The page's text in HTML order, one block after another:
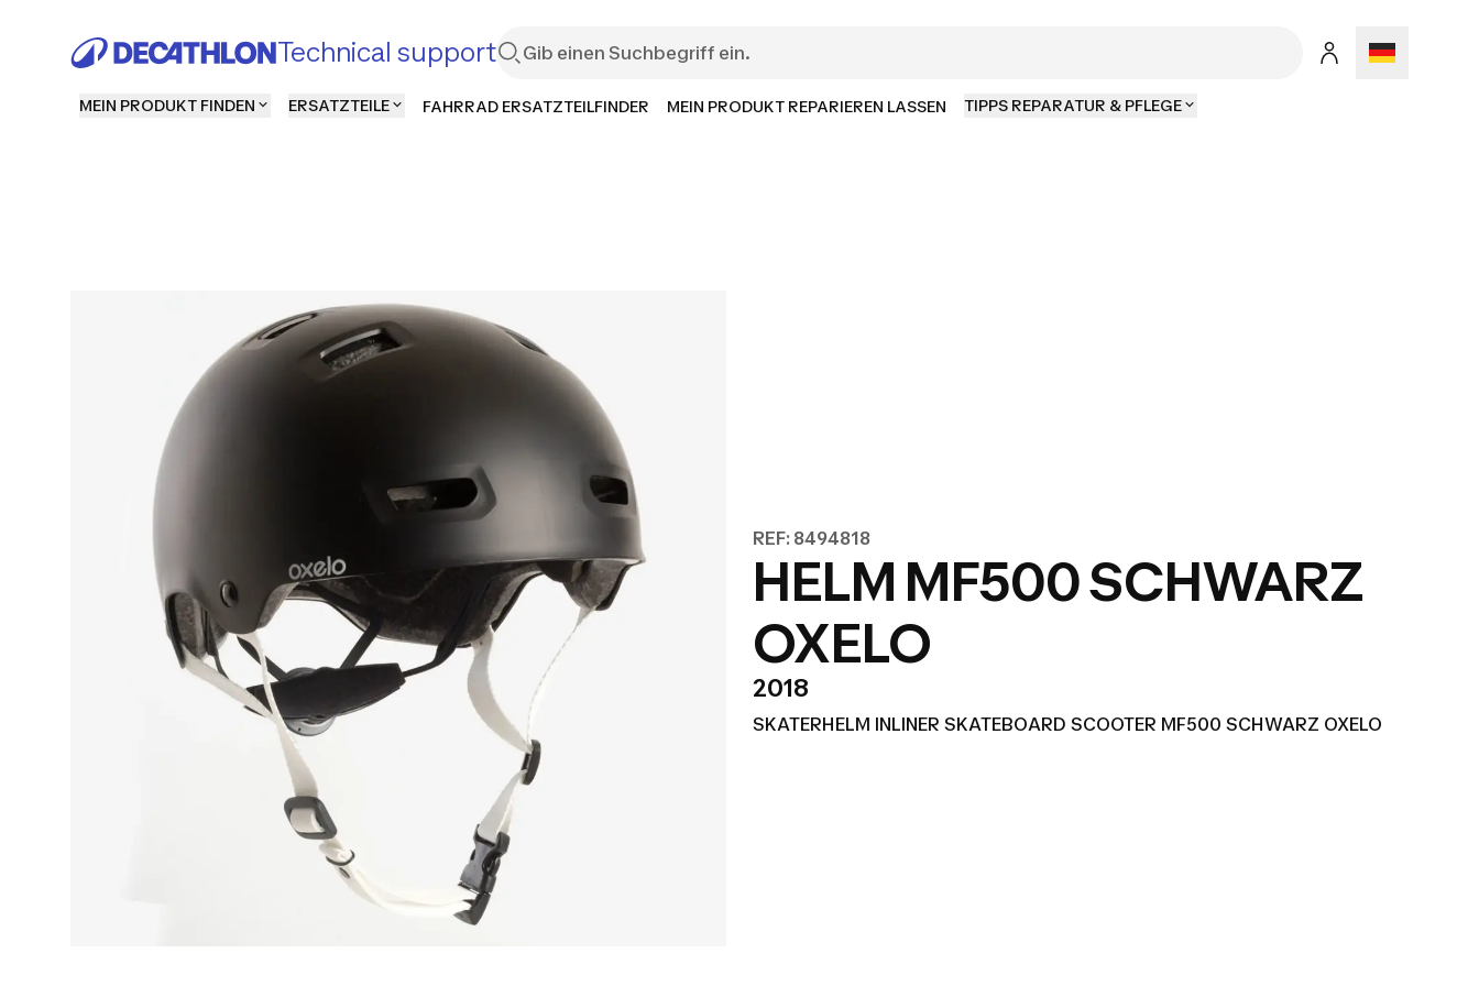
Technical support
MEIN PRODUKT FINDEN ERSATZTEILE FAHRRAD ERSATZTEILFINDER MEIN PRODUKT REPARIEREN LASSEN TIPPS REPARATUR & PFLEGE
REF: 8494818
HELM MF500 SCHWARZ
OXELO
2018
SKATERHELM INLINER SKATEBOARD SCOOTER MF500 SCHWARZ OXELO